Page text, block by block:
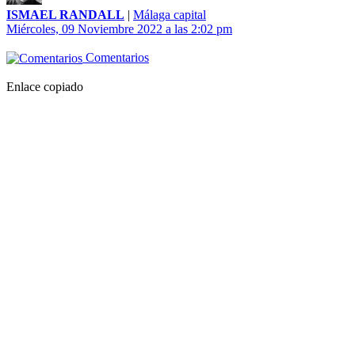
ISMAEL RANDALL | Málaga capital
Miércoles, 09 Noviembre 2022 a las 2:02 pm
Comentarios
Enlace copiado